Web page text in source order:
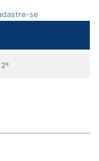
se